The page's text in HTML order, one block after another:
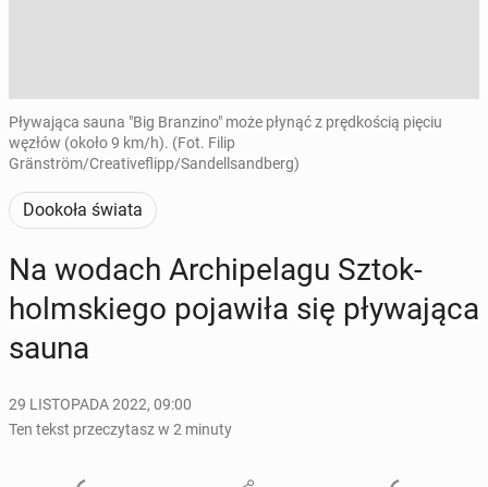
Pływająca sauna "Big Branzino" może płynąć z prędkością pięciu
węzłów (około 9 km/h). (Fot. Filip
Gränström/Creativeflipp/Sandellsandberg)
Dookoła świata
Na wodach Ar­chi­pe­la­gu Sztok­
holm­skie­go po­ja­wi­ła się pły­wa­ją­ca
sauna
29 LISTOPADA 2022, 09:00
Ten tekst przeczytasz w 2 minuty